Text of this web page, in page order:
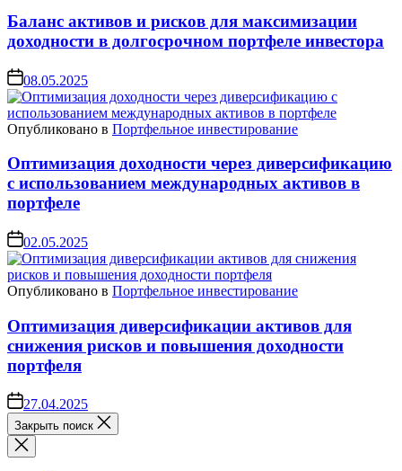
Баланс активов и рисков для максимизации
доходности в долгосрочном портфеле инвестора
08.05.2025
Опубликовано в Портфельное инвестирование
Оптимизация доходности через диверсификацию
с использованием международных активов в
портфеле
02.05.2025
Опубликовано в Портфельное инвестирование
Оптимизация диверсификации активов для
снижения рисков и повышения доходности
портфеля
27.04.2025
Закрыть поиск